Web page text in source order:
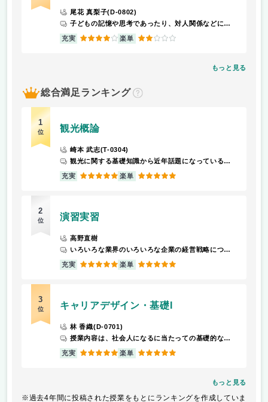
尾花 真梨子(D-0802)
子どもの記憶や思考であったり、対人関係などについて学びます。名前の通り、主に小学生や中学生ぐらいの年代の人を対象に授業が展開されます。
充実 4 楽単 2
もっと見る
総合満足ランキング
？
1
位 観光概論
崎本 武志(T-0304)
観光に関する基礎知識から近年話題になっている観光や問題点などを学ぶ。
充実 5 楽単 5
2
位 演習実習
高野直樹
いろいろな業界のいろいろな企業の経営戦略について学ぶので就職活動に有利。インターンシップの会社もこの演習実習で見つけられた。
充実 5 楽単 5
3
位 キャリアデザイン・基礎I
林 香織(D-0701)
授業内容は、社会人になるに当たっての基礎的な事を学べたり、コミュニケーションの向上を目指します。基本的にはグループワークが多いです。 プロの外部講師の方が来てくださいますので、この授業を履修して損はないと思います。 毎回、授業の最初に気になったニュースをその場で、マイクを使って発表する時間があります。当てられた人は答えられるように頑張ってください。 また、授業の最後に一般常識問題をプリントで解きます。前期は数学で、後期は国語です。テストにも出るので、答えはちゃんと写しておきましょう。
充実 5 楽単 5
もっと見る
※過去4年間に投稿された授業をもとにランキングを作成していま